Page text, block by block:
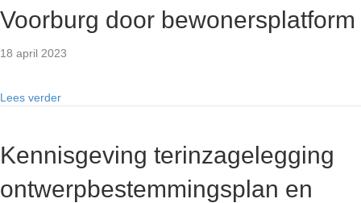
Voorburg door bewonersplatform
18 april 2023
Lees verder
Kennisgeving terinzagelegging
ontwerpbestemmingsplan en